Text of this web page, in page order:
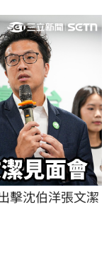
擊沈伯洋張文潔